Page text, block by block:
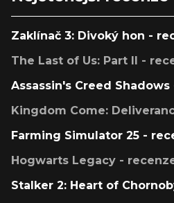
Zaklínač 3: Divoký hon -
The Last of Us: Part II -
Assassin's Creed
Kingdom Come:
Farming Simulator 25 -
Hogwarts Legacy -
Stalker 2: Heart of